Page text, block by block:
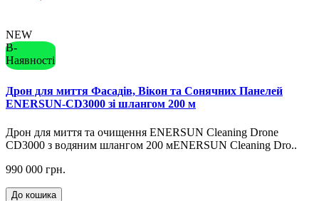
NEW
В-
Наявності
Дрон для миття Фасадів, Вікон та Сонячних Панелей
ENERSUN-CD3000 зі шлангом 200 м
Дрон для миття та очищення ENERSUN Cleaning Drone
CD3000 з водяним шлангом 200 мENERSUN Cleaning Dro..
990 000 грн.
До кошика